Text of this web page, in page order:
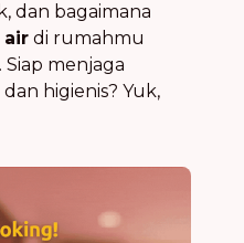
dan bagaimana
air di rumahmu
menjaga
higienis? Yuk,